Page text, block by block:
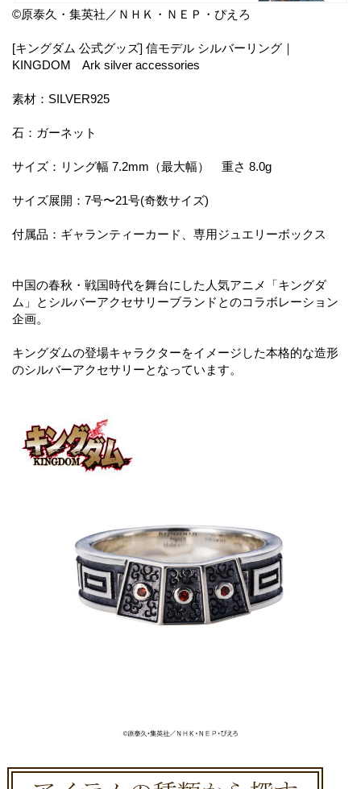
©原泰久・集英社／ＮＨＫ・ＮＥＰ・ぴえろ
[キングダム 公式グッズ] 信モデル シルバーリング｜
KINGDOM Ark silver accessories
素材：SILVER925
石：ガーネット
サイズ：リング幅 7.2mm（最大幅） 重さ 8.0g
サイズ展開：7号〜21号(奇数サイズ)
付属品：ギャランティーカード、専用ジュエリーボックス
中国の春秋・戦国時代を舞台にした人気アニメ「キングダ
ム」とシルバーアクセサリーブランドとのコラボレーション
企画。
キングダムの登場キャラクターをイメージした本格的な造形
のシルバーアクセサリーとなっています。